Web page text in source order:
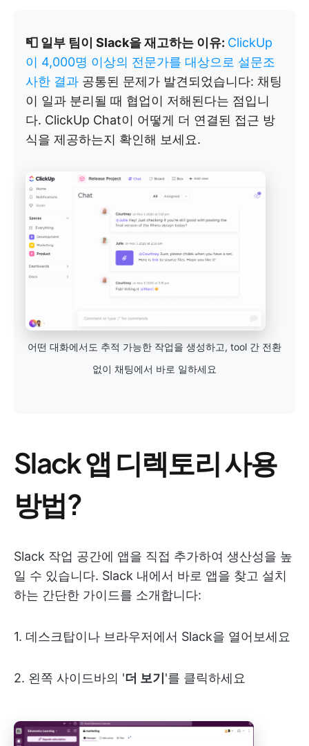
📮 일부 팀이 Slack을 재고하는 이유: ClickUp
이 4,000명 이상의 전문가를 대상으로 설문조
사한 결과 공통된 문제가 발견되었습니다: 채팅
이 일과 분리될 때 협업이 저해된다는 점입니
다. ClickUp Chat이 어떻게 더 연결된 접근 방
식을 제공하는지 확인해 보세요.
어떤 대화에서도 추적 가능한 작업을 생성하고, tool 간 전환
없이 채팅에서 바로 일하세요
Slack 앱 디렉토리 사용
방법?
Slack 작업 공간에 앱을 직접 추가하여 생산성을 높
일 수 있습니다. Slack 내에서 바로 앱을 찾고 설치
하는 간단한 가이드를 소개합니다:
1. 데스크탑이나 브라우저에서 Slack을 열어보세요
2. 왼쪽 사이드바의 '더 보기 '를 클릭하세요